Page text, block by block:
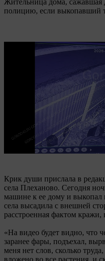
полицию, если выкопавший
Крик души прислала в
села Плеханово. Сегодня
машине к ее дому и выкопал
села высадила с внешней
расстроенная фактом кражи,
«На видео будет видно, что
заранее фары, подъехал,
меня нет слов, сколько
вложено во все растения, и